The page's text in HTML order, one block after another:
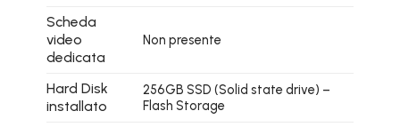
Scheda
video
dedicata
Non presente
Hard Disk
installato
256GB SSD (Solid state drive) –
Flash Storage